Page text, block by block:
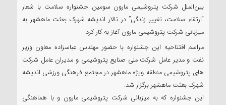
بین‌الملل شرکت پتروشیمی مارون سومین جشنواره سلامت با شعار
“ارتقاء سلامت، تغییر زندگی” در تالار اندیشه شهرک بعثت ماهشهر به
میزبانی شرکت پتروشیمی مارون آغاز به کار کرد.
مراسم افتتاحیه این جشنواره با حضور مهندس عباسزاده معاون وزیر
نفت و مدیر عامل شرکت ملی صنایع پتروشیمی و مدیران عامل شرکت
های پتروشیمی منطقه ویژه ماهشهر در مجتمع فرهنگی ورزشی اندیشه
شهرک بعثت ماهشهر برگزار شد.
این جشنواره که به میزبانی شرکت پتروشیمی مارون و با هماهنگی